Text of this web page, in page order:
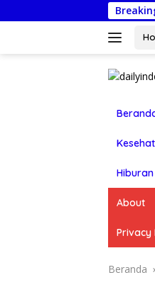
ke
Anggota Reskrim
Hiburan
About
Privacy
Beranda